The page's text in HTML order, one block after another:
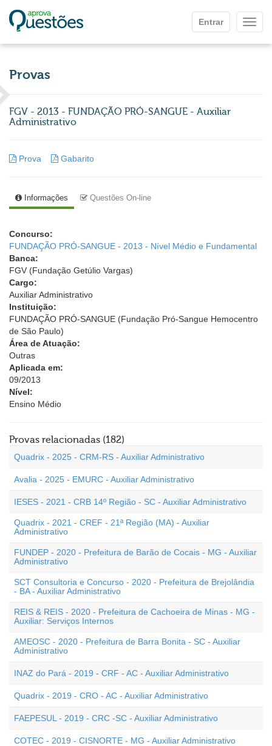
Entrar
Provas
FGV - 2013 - FUNDAÇÃO PRÓ-SANGUE - Auxiliar
Administrativo
Prova Gabarito
Informações Questões On-line
Concurso:
FUNDAÇÃO PRÓ-SANGUE - 2013 - Nível Médio e Fundamental
Banca:
FGV (Fundação Getúlio Vargas)
Cargo:
Auxiliar Administrativo
Instituição:
FUNDAÇÃO PRÓ-SANGUE (Fundação Pró-Sangue Hemocentro
de São Paulo)
Área de Atuação:
Outras
Aplicada em:
09/2013
Nível:
Ensino Médio
Provas relacionadas (182)
Quadrix - 2025 - CRM-RS - Auxiliar Administrativo
Avalia - 2025 - EMURC - Auxiliar Administrativo
IESES - 2021 - CRB 14º Região - SC - Auxiliar Administrativo
Quadrix - 2021 - CREF - 21ª Região (MA) - Auxiliar
Administrativo
FUNDEP - 2020 - Prefeitura de Barão de Cocais - MG - Auxiliar
Administrativo
SCT Consultoria e Concurso - 2020 - Prefeitura de Brejolândia
- BA - Auxiliar Administrativo
REIS & REIS - 2020 - Prefeitura de Cachoeira de Minas - MG -
Auxiliar: Serviços Internos
AMEOSC - 2020 - Prefeitura de Barra Bonita - SC - Auxiliar
Administrativo
INAZ do Pará - 2019 - CRF - AC - Auxiliar Administrativo
Quadrix - 2019 - CRO - AC - Auxiliar Administrativo
FAEPESUL - 2019 - CRC -SC - Auxiliar Administrativo
COTEC - 2019 - CISNORTE - MG - Auxiliar Administrativo